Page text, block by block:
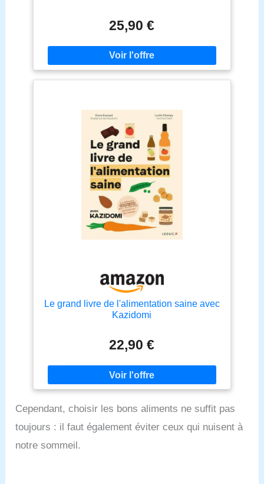
25,90 €
Le grand livre de l'alimentation saine avec
Kazidomi
22,90 €
Cependant, choisir les bons aliments ne suffit pas
toujours : il faut également éviter ceux qui nuisent à
notre sommeil.